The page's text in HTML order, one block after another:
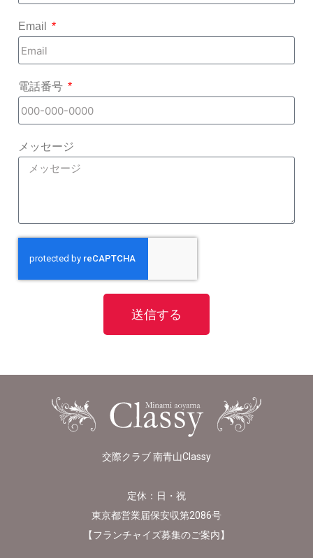
Email
電話番号
メッセージ
送信する
交際クラブ 南青山Classy
定休：日・祝
東京都営業届保安収第2086号
【フランチャイズ募集のご案内】